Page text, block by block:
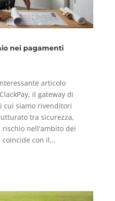
nei pagamenti
articolo
il gateway di
cui siamo rivenditori
tra sicurezza,
rischio nell'ambito dei
con il...